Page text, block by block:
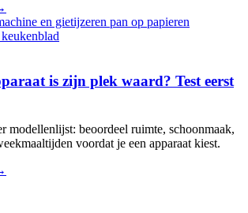
is zijn plek waard? Test eerst
modellenlijst: beoordeel ruimte, schoonmaak,
voordat je een apparaat kiest.